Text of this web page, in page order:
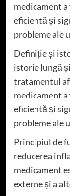
medicament
eficientă și
probleme ale
Definiție și
istorie lungă
tratamentul
medicament
eficientă și
probleme ale
Principiul de
reducerea
medicament
externe și a